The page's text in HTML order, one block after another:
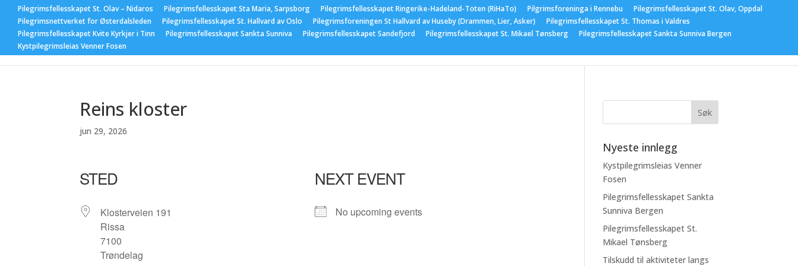
Pilegrimsfellesskapet St. Olav – Nidaros Pilegrimsfellesskapet Sta Maria, Sarpsborg Pilegrimsfellesskapet Ringerike-Hadeland-Toten (RiHaTo) Pilgrimsforeninga i Rennebu
Pilegrimsfellesskapet St. Olav, Oppdal
Pilegrimsnettverket for Østerdalsleden
Pilegrimsfellesskapet St. Hallvard av Oslo Pilegrimsforeningen St Hallvard av Huseby (Drammen, Lier, Asker)
Pilegrimsfellesskapet St. Thomas i Valdres
Pilegrimsfellesskapet Kvite Kyrkjer i Tinn
Pilegrimsfellesskapet Sankta Sunniva Pilegrimsfellesskapet Sandefjord Pilegrimsfellesskapet St. Mikael Tønsberg
Pilegrimsfellesskapet Sankta Sunniva Bergen
Kystpilegrimsleias Venner Fosen
Medlemskap Nyttige lenker Bildegalleri Arrangementer
Reins kloster
jun 29, 2026
STED
Klosterveien 191
Rissa
7100
Trøndelag
NEXT EVENT
No upcoming events
Nyeste innlegg
Kystpilegrimsleias Venner
Fosen
Pilegrimsfellesskapet Sankta
Sunniva Bergen
Pilegrimsfellesskapet St.
Mikael Tønsberg
Tilskudd til aktiviteter langs